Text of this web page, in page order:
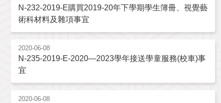
N-232-2019-E購買2019-20年下學期學生簿冊、視覺藝
術科材料及雜項事宜
2020-06-08
N-235-2019-E-2020—2023學年接送學童服務(校車)事
宜
2020-06-08